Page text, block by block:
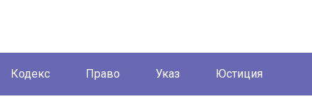
Кодекс Право Указ Юстиция